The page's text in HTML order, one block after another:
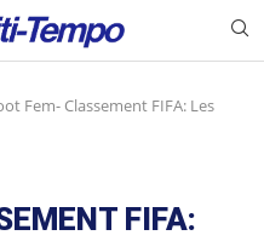
Fem- Classement FIFA: Les
FIFA: